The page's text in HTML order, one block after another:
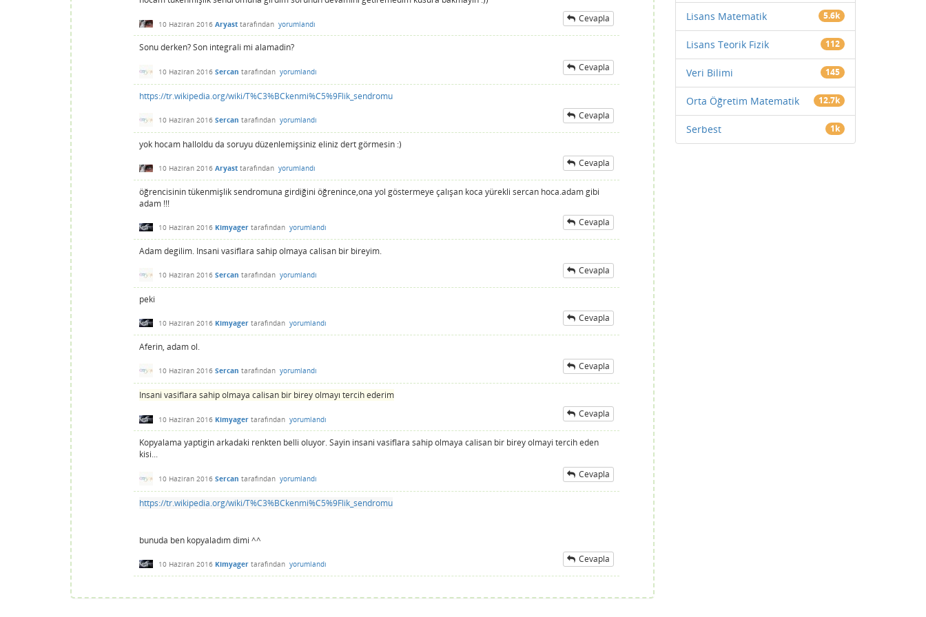
10 Haziran 2016 Aryast tarafından yorumlandı Cevapla
Sonu derken? Son integrali mi alamadin?
10 Haziran 2016 Sercan tarafından yorumlandı Cevapla
https://tr.wikipedia.org/wiki/T%C3%BCkenmi%C5%9Flik_sendromu
10 Haziran 2016 Sercan tarafından yorumlandı Cevapla
yok hocam halloldu da soruyu düzenlemişsiniz eliniz dert görmesin :)
10 Haziran 2016 Aryast tarafından yorumlandı Cevapla
öğrencisinin tükenmişlik sendromuna girdiğini öğrenince,ona yol göstermeye çalışan koca yürekli sercan hoca.adam gibi
adam !!!
10 Haziran 2016 Kimyager tarafından yorumlandı Cevapla
Adam degilim. Insani vasiflara sahip olmaya calisan bir bireyim.
10 Haziran 2016 Sercan tarafından yorumlandı Cevapla
peki
10 Haziran 2016 Kimyager tarafından yorumlandı Cevapla
Aferin, adam ol.
10 Haziran 2016 Sercan tarafından yorumlandı Cevapla
Insani vasiflara sahip olmaya calisan bir birey olmayı tercih ederim
10 Haziran 2016 Kimyager tarafından yorumlandı Cevapla
Kopyalama yaptigin arkadaki renkten belli oluyor. Sayin insani vasiflara sahip olmaya calisan bir birey olmayi tercih eden
kisi...
10 Haziran 2016 Sercan tarafından yorumlandı Cevapla
https://tr.wikipedia.org/wiki/T%C3%BCkenmi%C5%9Flik_sendromu
bunuda ben kopyaladım dimi ^^
10 Haziran 2016 Kimyager tarafından yorumlandı Cevapla
Lisans Matematik 5.6k
Lisans Teorik Fizik 112
Veri Bilimi 145
Orta Öğretim Matematik 12.7k
Serbest 1k